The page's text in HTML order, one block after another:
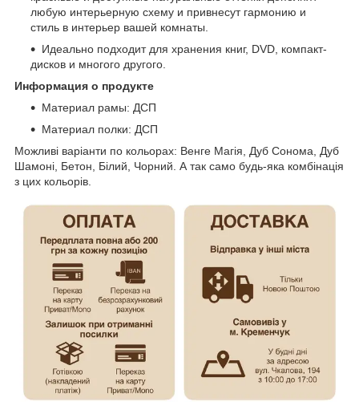
любую интерьерную схему и привнесут гармонию и
стиль в интерьер вашей комнаты.
Идеально подходит для хранения книг, DVD, компакт-
дисков и многого другого.
Информация о продукте
Материал рамы: ДСП
Материал полки: ДСП
Можливі варіанти по кольорах: Венге Магія, Дуб Сонома, Дуб
Шамоні, Бетон, Білий, Чорний. А так само будь-яка комбінація
з цих кольорів.